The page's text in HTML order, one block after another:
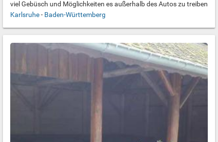
viel Gebüsch und Möglichkeiten es außerhalb des Autos zu treiben
Karlsruhe- Baden-Württemberg